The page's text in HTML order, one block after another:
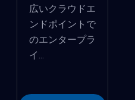
広いクラウドエ
ンドポイントで
のエンタープラ
イ...